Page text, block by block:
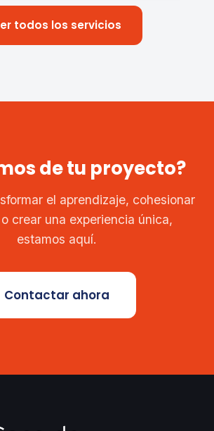
todos los servicios
de tu proyecto?
el aprendizaje, cohesionar
crear una experiencia única,
estamos aquí.
Contactar ahora